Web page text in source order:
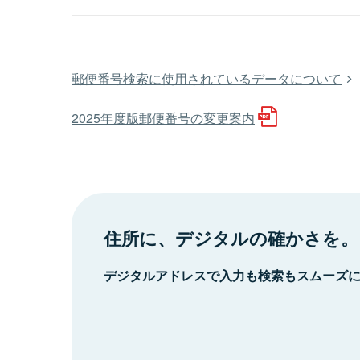
郵便番号検索に使用されているデータについて
2025年度版郵便番号の変更案内
住所に、デジタルの確かさを。
デジタルアドレスで入力も検索もスムーズ